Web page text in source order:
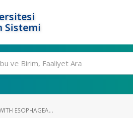
Sistemi
ESOPHAGEA...